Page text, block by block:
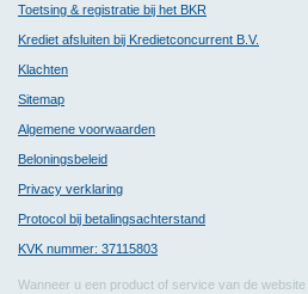
Toetsing & registratie bij het BKR
Krediet afsluiten bij Kredietconcurrent B.V.
Klachten
Sitemap
Algemene voorwaarden
Beloningsbeleid
Privacy verklaring
Protocol bij betalingsachterstand
KVK nummer: 37115803
Wanneer u een product of service van de